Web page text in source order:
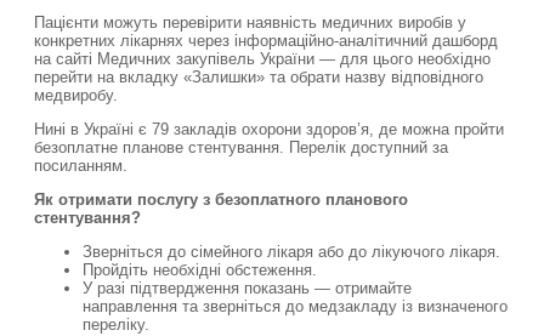
Пацієнти можуть перевірити наявність медичних виробів у
конкретних лікарнях через інформаційно-аналітичний дашборд
на сайті Медичних закупівель України — для цього необхідно
перейти на вкладку «Залишки» та обрати назву відповідного
медвиробу.
Нині в Україні є 79 закладів охорони здоров’я, де можна пройти
безоплатне планове стентування. Перелік доступний за
посиланням.
Як отримати послугу з безоплатного планового
стентування?
Зверніться до сімейного лікаря або до лікуючого лікаря.
Пройдіть необхідні обстеження.
У разі підтвердження показань — отримайте
направлення та зверніться до медзакладу із визначеного
переліку.